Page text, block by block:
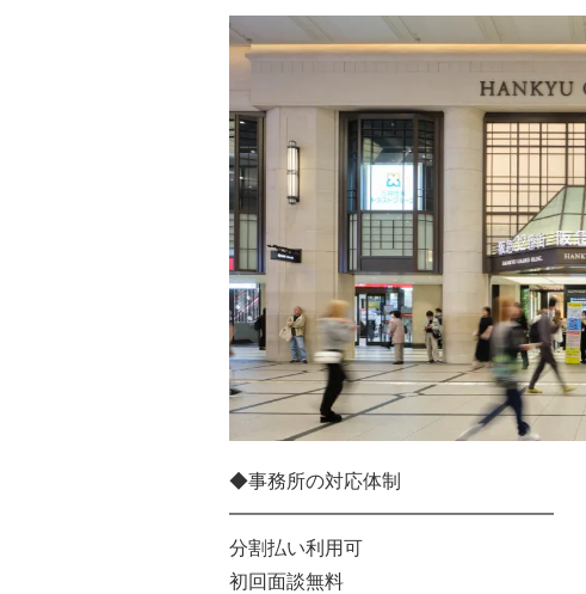
◆事務所の対応体制
━━━━━━━━━━━━━━━━━
分割払い利用可
初回面談無料